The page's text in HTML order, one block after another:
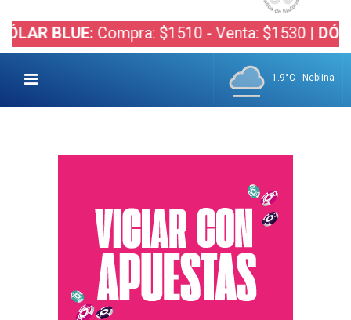
Compra: $1510 - Venta: $1530 | DÓLAR
1.9°C - Neblina